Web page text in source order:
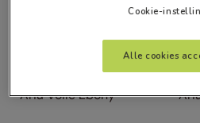
Aria Voile Ebony
Cookie-
Alle cookies